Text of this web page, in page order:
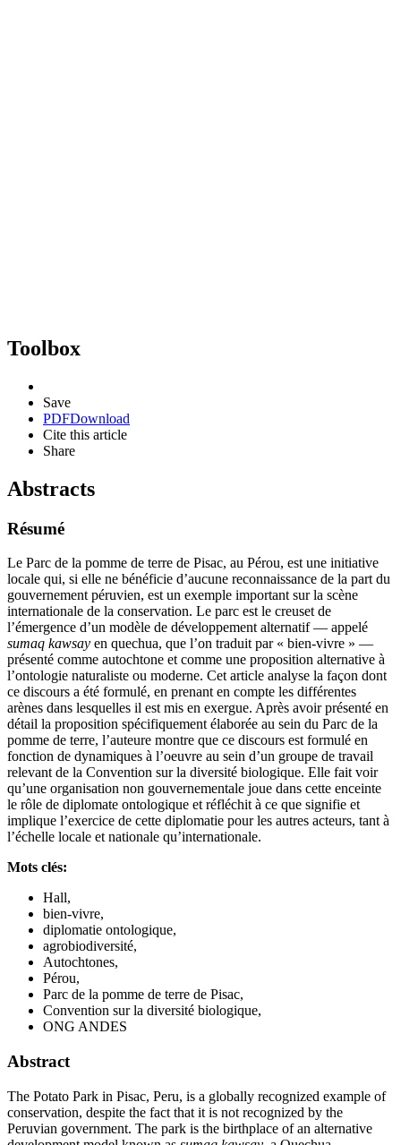
Toolbox
Save
PDFDownload
Cite this article
Share
Abstracts
Résumé
Le Parc de la pomme de terre de Pisac, au Pérou, est une initiative
locale qui, si elle ne bénéficie d’aucune reconnaissance de la part du
gouvernement péruvien, est un exemple important sur la scène
internationale de la conservation. Le parc est le creuset de
l’émergence d’un modèle de développement alternatif — appelé
sumaq kawsay en quechua, que l’on traduit par « bien-vivre » —
présenté comme autochtone et comme une proposition alternative à
l’ontologie naturaliste ou moderne. Cet article analyse la façon dont
ce discours a été formulé, en prenant en compte les différentes
arènes dans lesquelles il est mis en exergue. Après avoir présenté en
détail la proposition spécifiquement élaborée au sein du Parc de la
pomme de terre, l’auteure montre que ce discours est formulé en
fonction de dynamiques à l’oeuvre au sein d’un groupe de travail
relevant de la Convention sur la diversité biologique. Elle fait voir
qu’une organisation non gouvernementale joue dans cette enceinte
le rôle de diplomate ontologique et réfléchit à ce que signifie et
implique l’exercice de cette diplomatie pour les autres acteurs, tant à
l’échelle locale et nationale qu’internationale.
Mots clés:
Hall,
bien-vivre,
diplomatie ontologique,
agrobiodiversité,
Autochtones,
Pérou,
Parc de la pomme de terre de Pisac,
Convention sur la diversité biologique,
ONG ANDES
Abstract
The Potato Park in Pisac, Peru, is a globally recognized example of
conservation, despite the fact that it is not recognized by the
Peruvian government. The park is the birthplace of an alternative